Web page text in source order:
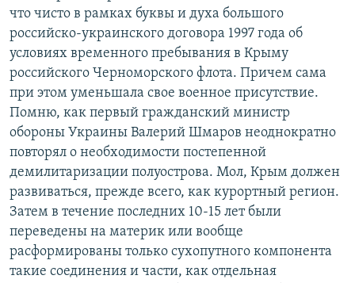
что чисто в рамках буквы и духа большого
российско-украинского договора 1997 года об
условиях временного пребывания в Крыму
российского Черноморского флота. Причем сама
при этом уменьшала свое военное присутствие.
Помню, как первый гражданский министр
обороны Украины Валерий Шмаров неоднократно
повторял о необходимости постепенной
демилитаризации полуострова. Мол, Крым должен
развиваться, прежде всего, как курортный регион.
Затем в течение последних 10-15 лет были
переведены на материк или вообще
расформированы только сухопутного компонента
такие соединения и части, как отдельная